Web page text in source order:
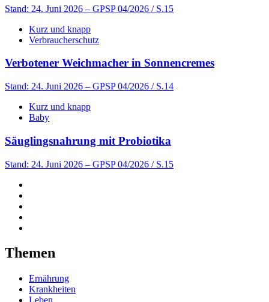
Stand: 24. Juni 2026 – GPSP 04/2026 / S.15
Kurz und knapp
Verbraucherschutz
Verbotener Weichmacher in Sonnencremes
Stand: 24. Juni 2026 – GPSP 04/2026 / S.14
Kurz und knapp
Baby
Säuglingsnahrung mit Probiotika
Stand: 24. Juni 2026 – GPSP 04/2026 / S.15
Themen
Ernährung
Krankheiten